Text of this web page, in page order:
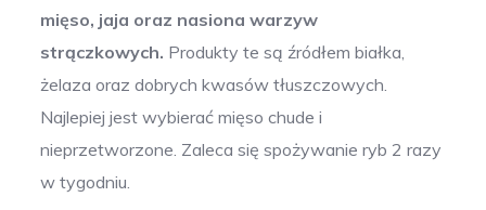
mięso, jaja oraz nasiona warzyw
strączkowych. Produkty te są źródłem białka,
żelaza oraz dobrych kwasów tłuszczowych.
Najlepiej jest wybierać mięso chude i
nieprzetworzone. Zaleca się spożywanie ryb 2 razy
w tygodniu.